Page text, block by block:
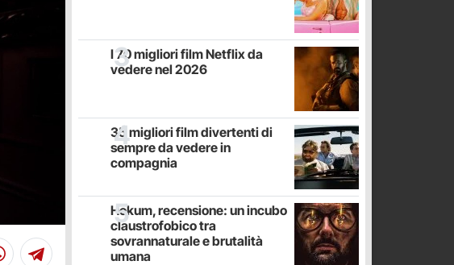
I 70 migliori film Netflix da
vedere nel 2026
35 migliori film divertenti di
sempre da vedere in
compagnia
Hokum, recensione: un incubo
claustrofobico tra
sovrannaturale e brutalità
umana